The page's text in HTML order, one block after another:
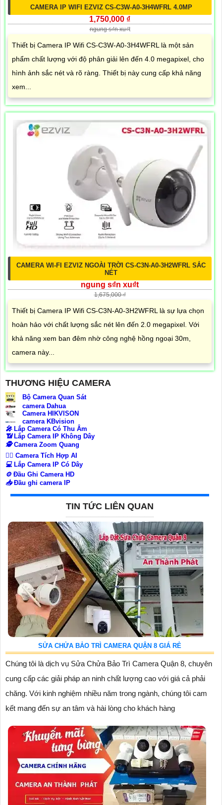
CAMERA IP WIFI EZVIZ CS-C3W-A0-3H4WFRL 4.0MP
1,750,000 ₫
ngung s₫n xu₫t
Thiết bị Camera IP Wifi CS-C3W-A0-3H4WFRL là một sản
phẩm chất lượng với độ phân giải lên đến 4.0 megapixel, cho
hình ảnh sắc nét và rõ ràng. Thiết bị này cung cấp khả năng
xem...
CAMERA WI-FI EZVIZ NGOÀI TRỜI CS-C3N-A0-3H2WFRL SẮC
NÉT
ngung s₫n xu₫t
1,675,000 ₫
Thiết bị Camera IP Wifi CS-C3N-A0-3H2WFRL là sự lựa chọn
hoàn hảo với chất lượng sắc nét lên đến 2.0 megapixel. Với
khả năng xem ban đêm nhờ công nghệ hồng ngoại 30m,
camera này...
THƯƠNG HIỆU CAMERA
Bộ Camera Quan Sát
camera Dahua
Camera HIKVISON
camera KBvision
️🎤️ Lắp Camera Có Thu Âm
📶 Lắp Camera IP Không Dây
🕵️Camera Zoom Quang
🧛‍♀️ Camera Tích Hợp AI
💻Lắp Camera IP Có Dây
⚙️Đầu Ghi Camera HD
📥Đầu ghi camera IP
TIN TỨC LIÊN QUAN
SỬA CHỬA BẢO TRÌ CAMERA QUẬN 8 GIÁ RẺ
Chúng tôi là dịch vụ Sửa Chửa Bảo Trì Camera Quận 8, chuyên
cung cấp các giải pháp an ninh chất lượng cao với giá cả phải
chăng. Với kinh nghiệm nhiều năm trong ngành, chúng tôi cam
kết mang đến sự an tâm và hài lòng cho khách hàng